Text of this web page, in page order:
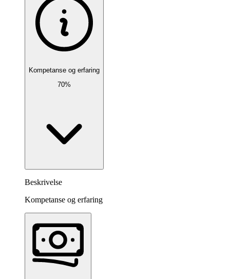
Kompetanse og erfaring
70%
Beskrivelse
Kompetanse og erfaring